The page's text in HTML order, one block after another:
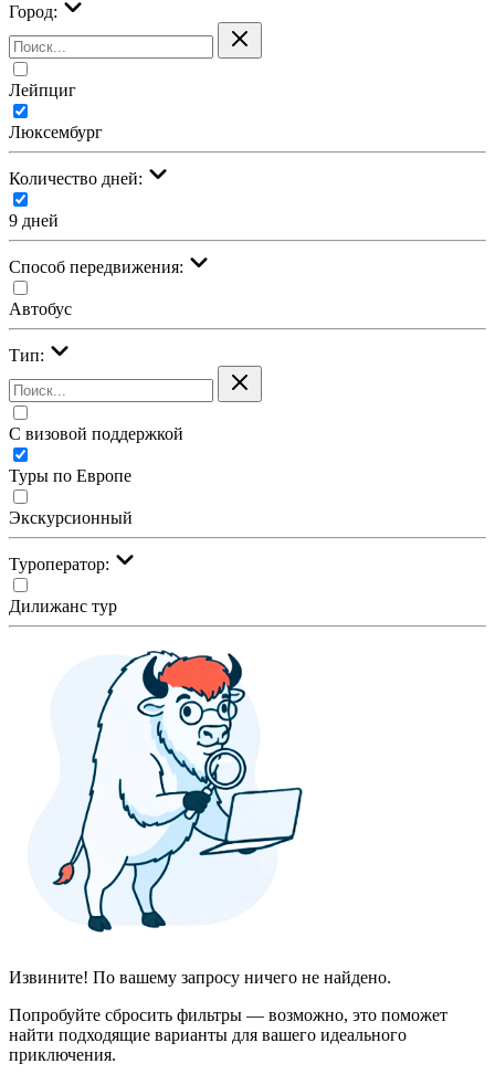
Город:
Лейпциг
Люксембург
Количество дней:
9 дней
Cпособ передвижения:
Автобус
Тип:
С визовой поддержкой
Туры по Европе
Экскурсионный
Туроператор:
Дилижанс тур
Извините! По вашему запросу ничего не найдено.
Попробуйте сбросить фильтры — возможно, это поможет
найти подходящие варианты для вашего идеального
приключения.